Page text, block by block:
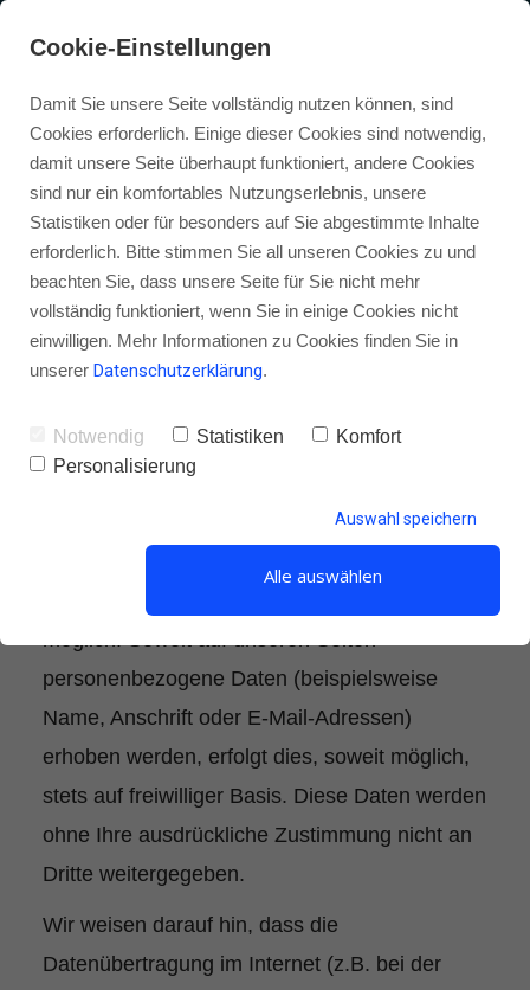
Datenschutz
Die Betreiber dieser Seiten nehmen den
Schutz Ihrer persönlichen Daten sehr ernst.
vertraulich und entsprechend der gesetzlichen
Datenschutzvorschriften sowie dieser
möglich. Soweit auf unseren Seiten
personenbezogene Daten (beispielsweise
Name, Anschrift oder E-Mail-Adressen)
erhoben werden, erfolgt dies, soweit möglich,
stets auf freiwilliger Basis. Diese Daten werden
ohne Ihre ausdrückliche Zustimmung nicht an
Dritte weitergegeben.
Wir weisen darauf hin, dass die
Datenübertragung im Internet (z.B. bei der
Cookie-Einstellungen
Damit Sie unsere Seite vollständig nutzen können, sind
Cookies erforderlich. Einige dieser Cookies sind notwendig,
damit unsere Seite überhaupt funktioniert, andere Cookies
sind nur ein komfortables Nutzungserlebnis, unsere
Statistiken oder für besonders auf Sie abgestimmte Inhalte
erforderlich. Bitte stimmen Sie all unseren Cookies zu und
beachten Sie, dass unsere Seite für Sie nicht mehr
vollständig funktioniert, wenn Sie in einige Cookies nicht
einwilligen. Mehr Informationen zu Cookies finden Sie in
unserer Datenschutzerklärung.
Notwendig Statistiken
Komfort
Personalisierung
Auswahl speichern
Alle auswählen